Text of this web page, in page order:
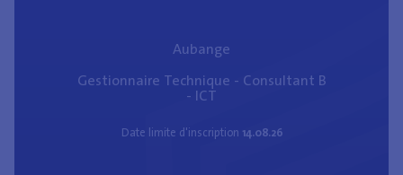
Aubange
Gestionnaire Technique - Consultant B
- ICT
Date limite d'inscription 14.08.26